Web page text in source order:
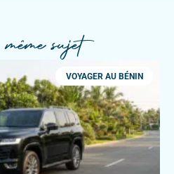
sujet
VOYAGER AU BÉNIN